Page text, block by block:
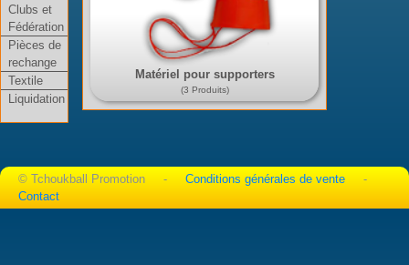
Clubs et
Fédération
Pièces de
rechange
Textile
Liquidation
Matériel pour supporters
(3 Produits)
© Tchoukball Promotion - Conditions générales de vente -
Contact